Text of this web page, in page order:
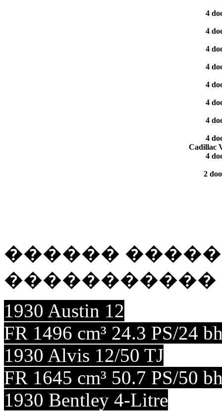
4
4
4
4
4
4
4
4
Cadillac
4
2
������
�����������
1930 Austin 12
FR 1496 cm³ 24.3 PS/24
1930 Alvis 12/50 TJ
FR 1645 cm³ 50.7 PS/50
1930 Bentley 4-Litre